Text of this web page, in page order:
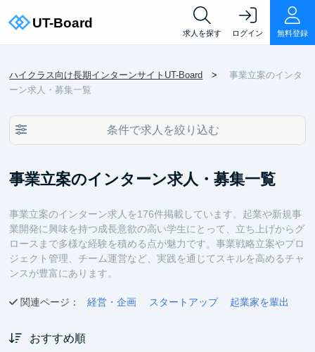
求人を探す ログイン 無料登録
ハイクラス向け長期インターンサイトUT-Board
事業立案のインタ
ーン求人・募集一覧
条件で求人を絞り込む
事業立案のインターン求人・募集一覧
事業立案のインターン求人を176件掲載しています。起業や新規事
業開発に興味を持つ成長意欲の高い学生にとって、立ち上げからグ
ロースまで多様な経験を積める点が魅力です。事業戦略立案やプロ
ジェクト管理、チーム運営など、実践を通じてスキルを高めるチャ
ンスが豊富にあります。
関連ページ： 経営・企画 スタートアップ 起業家を輩出
おすすめ順